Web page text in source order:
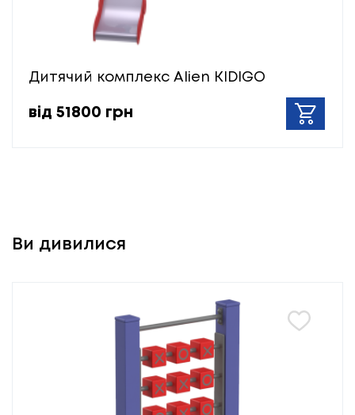
Дитячий комплекс Alien KIDIGO
від 51800 грн
Ви дивилися